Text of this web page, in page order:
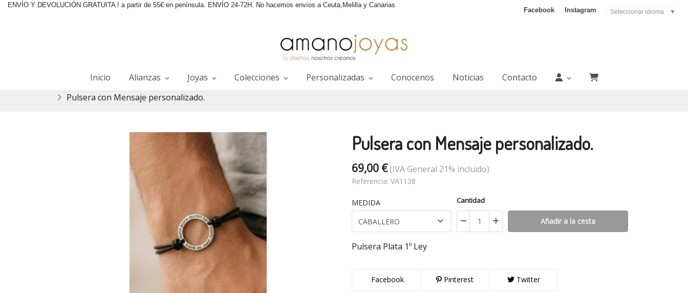
ENVÍO Y DEVOLUCIÓN GRATUITA ! a partir de 55€ en península. ENVÍO 24-72H. No hacemos envíos a Ceuta,Melilla y Canarias
Facebook Instagram Seleccionar idioma ▼
Inicio Alianzas Joyas Colecciones Personalizadas Conocenos Noticias
Contacto
Pulsera con Mensaje personalizado.
Pulsera con Mensaje personalizado.
69,00 €(IVA General 21% incluido)
Referencia: VA1138
MEDIDA
CABALLERO
Cantidad
Añadir a la cesta
Pulsera Plata 1º Ley
Facebook Pinterest Twitter